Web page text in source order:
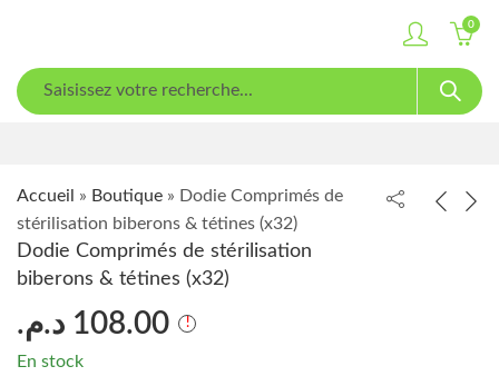
0
Accueil » Boutique » Dodie Comprimés de
stérilisation biberons & tétines (x32)
Dodie Comprimés de stérilisation
biberons & tétines (x32)
108.00 د.م.
En stock